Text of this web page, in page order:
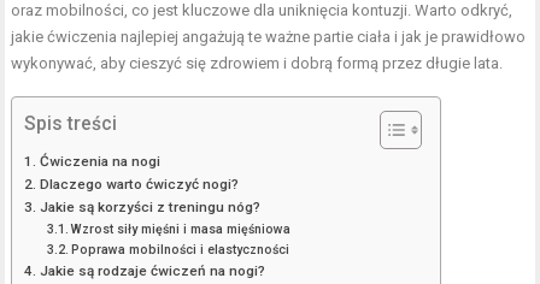
oraz mobilności, co jest kluczowe dla uniknięcia kontuzji. Warto odkryć,
jakie ćwiczenia najlepiej angażują te ważne partie ciała i jak je prawidłowo
wykonywać, aby cieszyć się zdrowiem i dobrą formą przez długie lata.
Spis treści
Ćwiczenia na nogi
Dlaczego warto ćwiczyć nogi?
Jakie są korzyści z treningu nóg?
Wzrost siły mięśni i masa mięśniowa
Poprawa mobilności i elastyczności
Jakie są rodzaje ćwiczeń na nogi?